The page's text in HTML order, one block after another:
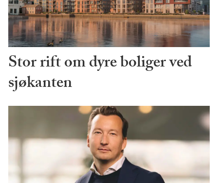
Stor rift om dyre boliger ved
sjøkanten